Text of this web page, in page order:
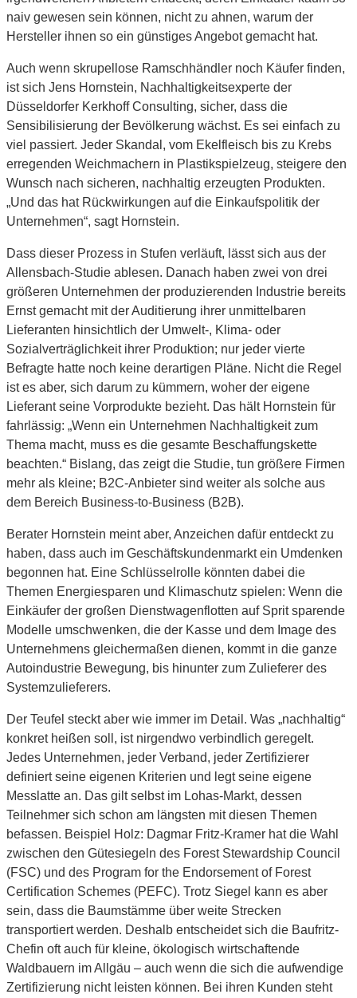
naiv gewesen sein können, nicht zu ahnen, warum der
Hersteller ihnen so ein günstiges Angebot gemacht hat.
Auch wenn skrupellose Ramschhändler noch Käufer finden,
ist sich Jens Hornstein, Nachhaltigkeitsexperte der
Düsseldorfer Kerkhoff Consulting, sicher, dass die
Sensibilisierung der Bevölkerung wächst. Es sei einfach zu
viel passiert. Jeder Skandal, vom Ekelfleisch bis zu Krebs
erregenden Weichmachern in Plastikspielzeug, steigere den
Wunsch nach sicheren, nachhaltig erzeugten Produkten.
„Und das hat Rückwirkungen auf die Einkaufspolitik der
Unternehmen“, sagt Hornstein.
Dass dieser Prozess in Stufen verläuft, lässt sich aus der
Allensbach-Studie ablesen. Danach haben zwei von drei
größeren Unternehmen der produzierenden Industrie bereits
Ernst gemacht mit der Auditierung ihrer unmittelbaren
Lieferanten hinsichtlich der Umwelt-, Klima- oder
Sozialverträglichkeit ihrer Produktion; nur jeder vierte
Befragte hatte noch keine derartigen Pläne. Nicht die Regel
ist es aber, sich darum zu kümmern, woher der eigene
Lieferant seine Vorprodukte bezieht. Das hält Hornstein für
fahrlässig: „Wenn ein Unternehmen Nachhaltigkeit zum
Thema macht, muss es die gesamte Beschaffungskette
beachten.“ Bislang, das zeigt die Studie, tun größere Firmen
mehr als kleine; B2C-Anbieter sind weiter als solche aus
dem Bereich Business-to-Business (B2B).
Berater Hornstein meint aber, Anzeichen dafür entdeckt zu
haben, dass auch im Geschäftskundenmarkt ein Umdenken
begonnen hat. Eine Schlüsselrolle könnten dabei die
Themen Energiesparen und Klimaschutz spielen: Wenn die
Einkäufer der großen Dienstwagenflotten auf Sprit sparende
Modelle umschwenken, die der Kasse und dem Image des
Unternehmens gleichermaßen dienen, kommt in die ganze
Autoindustrie Bewegung, bis hinunter zum Zulieferer des
Systemzulieferers.
Der Teufel steckt aber wie immer im Detail. Was „nachhaltig“
konkret heißen soll, ist nirgendwo verbindlich geregelt.
Jedes Unternehmen, jeder Verband, jeder Zertifizierer
definiert seine eigenen Kriterien und legt seine eigene
Messlatte an. Das gilt selbst im Lohas-Markt, dessen
Teilnehmer sich schon am längsten mit diesen Themen
befassen. Beispiel Holz: Dagmar Fritz-Kramer hat die Wahl
zwischen den Gütesiegeln des Forest Stewardship Council
(FSC) und des Program for the Endorsement of Forest
Certification Schemes (PEFC). Trotz Siegel kann es aber
sein, dass die Baumstämme über weite Strecken
transportiert werden. Deshalb entscheidet sich die Baufritz-
Chefin oft auch für kleine, ökologisch wirtschaftende
Waldbauern im Allgäu – auch wenn die sich die aufwendige
Zertifizierung nicht leisten können. Bei ihren Kunden steht